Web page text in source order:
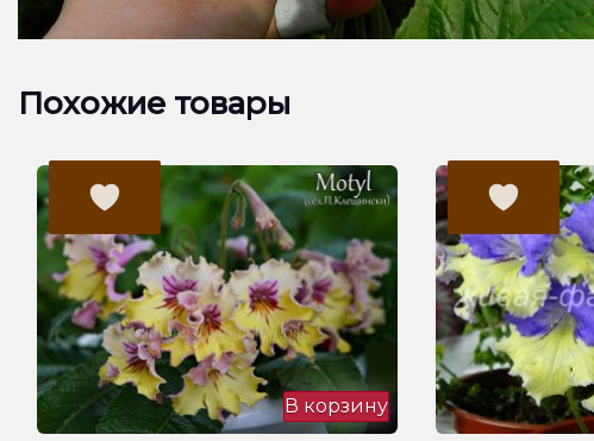
Похожие товары
В корзину